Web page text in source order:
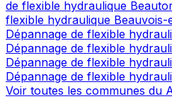
de flexible hydraulique
flexible hydraulique Beauvois-
Dépannage de flexible
Dépannage de flexible
Dépannage de flexible
Dépannage de flexible
Voir toutes les communes du